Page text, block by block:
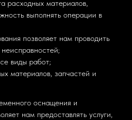
расходных материалов,
выполнять операции в
позволяет нам проводить
виды работ;
материалов, запчастей и
оснащения и
нам предоставлять услуги,